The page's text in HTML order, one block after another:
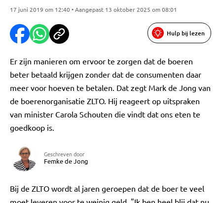
17 juni 2019 om 12:40 • Aangepast 13 oktober 2025 om 08:01
Hulp bij lezen
Er zijn manieren om ervoor te zorgen dat de boeren
beter betaald krijgen zonder dat de consumenten daar
meer voor hoeven te betalen. Dat zegt Mark de Jong van
de boerenorganisatie ZLTO. Hij reageert op uitspraken
van minister Carola Schouten die vindt dat ons eten te
goedkoop is.
Geschreven door
Femke de Jong
Bij de ZLTO wordt al jaren geroepen dat de boer te veel